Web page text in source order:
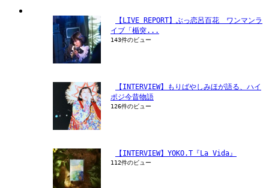
【LIVE REPORT】ぶっ恋呂百花　ワンマンラ
イブ「楯突...
143件のビュー
【INTERVIEW】もりばやしみほが語る、ハイ
ポジ今昔物語
126件のビュー
【INTERVIEW】YOKO.T『La Vida』
112件のビュー